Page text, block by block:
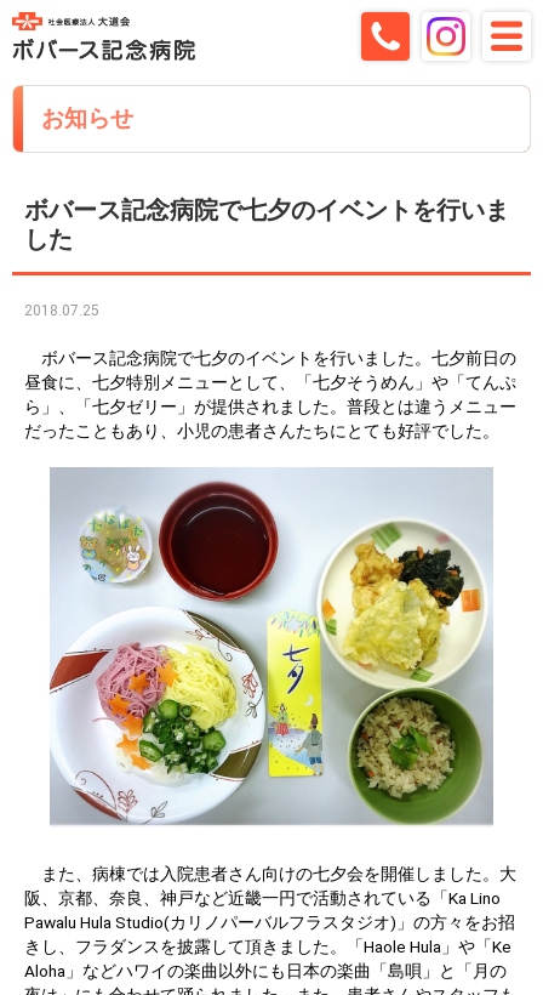
お知らせ
ボバース記念病院で七夕のイベントを行いま
した
2018.07.25
ボバース記念病院で七夕のイベントを行いました。七夕前日の
昼食に、七夕特別メニューとして、「七夕そうめん」や「てんぷ
ら」、「七夕ゼリー」が提供されました。普段とは違うメニュー
だったこともあり、小児の患者さんたちにとても好評でした。
また、病棟では入院患者さん向けの七夕会を開催しました。大
阪、京都、奈良、神戸など近畿一円で活動されている「Ka Lino
Pawalu Hula Studio(カリノパーバルフラスタジオ)」の方々をお招
きし、フラダンスを披露して頂きました。「Haole Hula」や「Ke
Aloha」などハワイの楽曲以外にも日本の楽曲「島唄」と「月の